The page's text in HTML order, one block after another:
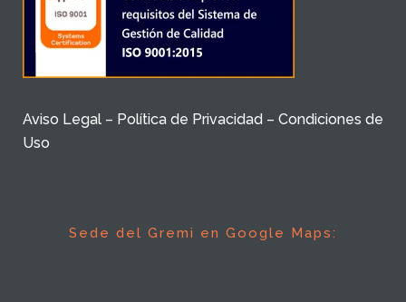
Aviso Legal – Política de Privacidad – Condiciones de
Uso
Sede del Gremi en Google Maps: